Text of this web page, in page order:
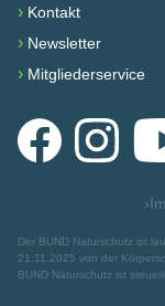
› Kontakt
› Newsletter
› Mitgliederservice
FacebookInstagram
›
Der BUND Naturschutz ist
21.11.2025 von der
BUND Naturschutz ist